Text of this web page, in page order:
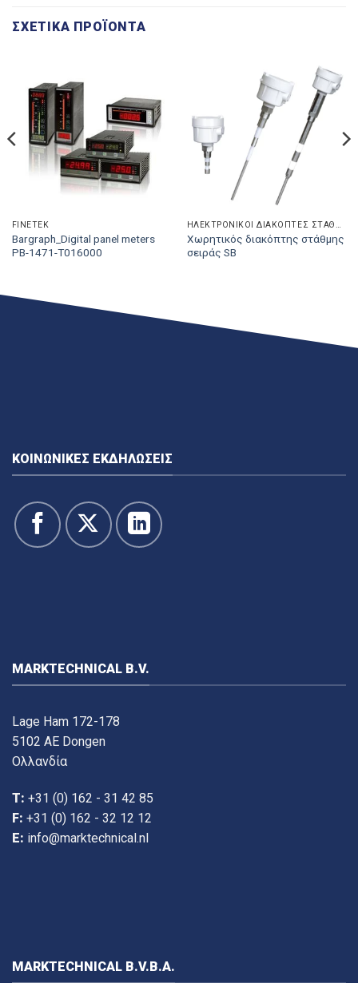
ΣΧΕΤΙΚΆ ΠΡΟΪΌΝΤΑ
FINETEK
Bargraph_Digital panel meters
PB-1471-T016000
Χωρητικός διακόπτης στάθμης
σειράς SB
ΚΟΙΝΩΝΙΚΈΣ ΕΚΔΗΛΏΣΕΙΣ
MARKTECHNICAL B.V.
Lage Ham 172-178
5102 AE Dongen
Ολλανδία
T: +31 (0) 162 - 31 42 85
F: +31 (0) 162 - 32 12 12
E: info@marktechnical.nl
MARKTECHNICAL B.V.B.A.